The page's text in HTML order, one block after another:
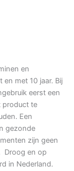
en
met 10 jaar. Bij
eerst een
product te
Een
gezonde
zijn geen
Droog en op
in Nederland.